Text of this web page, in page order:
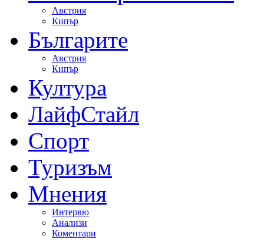
Австрия
Кипър
Българите
Австрия
Кипър
Култура
ЛайфСтайл
Спорт
Туризъм
Мнения
Интервю
Анализи
Коментари